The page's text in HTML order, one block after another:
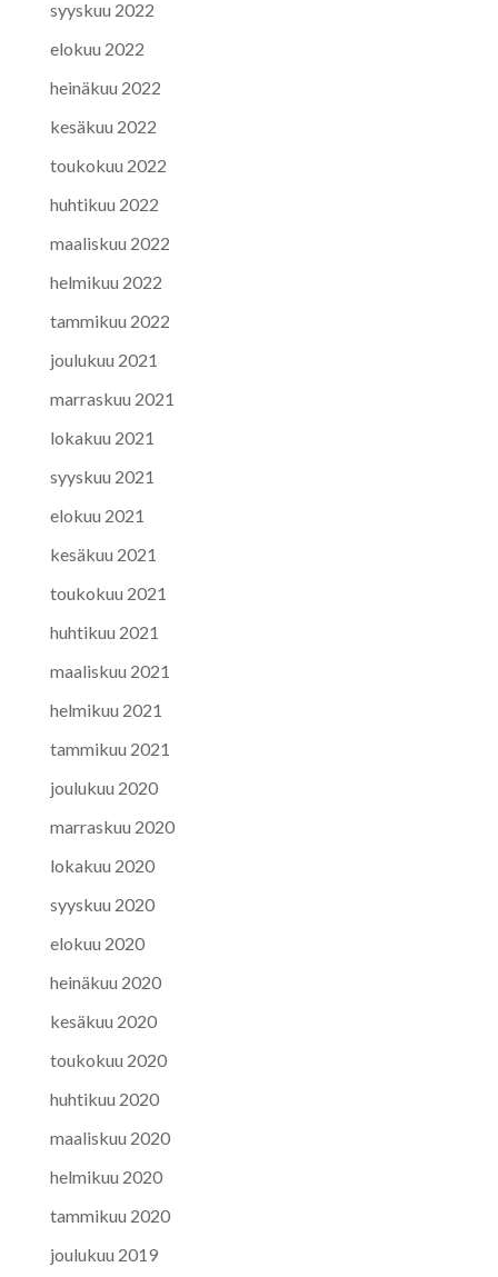
syyskuu 2022
elokuu 2022
heinäkuu 2022
kesäkuu 2022
toukokuu 2022
huhtikuu 2022
maaliskuu 2022
helmikuu 2022
tammikuu 2022
joulukuu 2021
marraskuu 2021
lokakuu 2021
syyskuu 2021
elokuu 2021
kesäkuu 2021
toukokuu 2021
huhtikuu 2021
maaliskuu 2021
helmikuu 2021
tammikuu 2021
joulukuu 2020
marraskuu 2020
lokakuu 2020
syyskuu 2020
elokuu 2020
heinäkuu 2020
kesäkuu 2020
toukokuu 2020
huhtikuu 2020
maaliskuu 2020
helmikuu 2020
tammikuu 2020
joulukuu 2019